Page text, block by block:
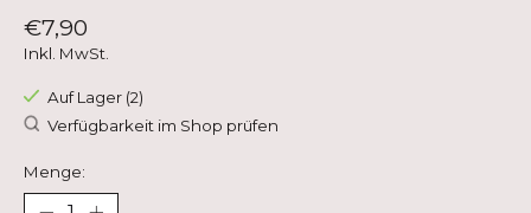
€7,90
Inkl. MwSt.
Auf Lager (2)
Verfügbarkeit im Shop prüfen
Menge: